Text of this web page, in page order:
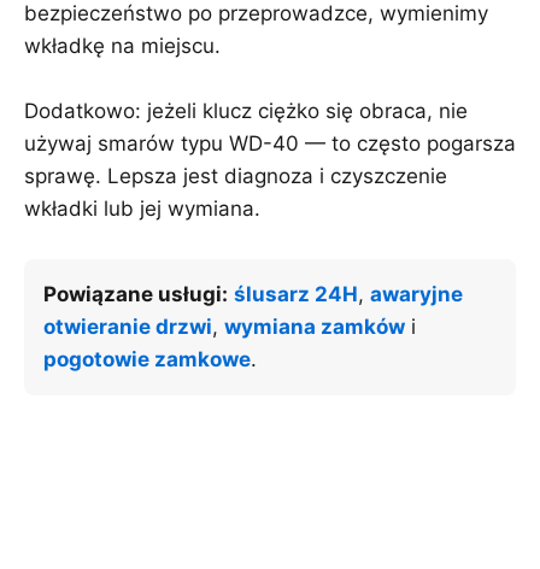
bezpieczeństwo po przeprowadzce, wymienimy
wkładkę na miejscu.
Dodatkowo: jeżeli klucz ciężko się obraca, nie
używaj smarów typu WD-40 — to często pogarsza
sprawę. Lepsza jest diagnoza i czyszczenie
wkładki lub jej wymiana.
Powiązane usługi: ślusarz 24H, awaryjne
otwieranie drzwi, wymiana zamków i
pogotowie zamkowe.